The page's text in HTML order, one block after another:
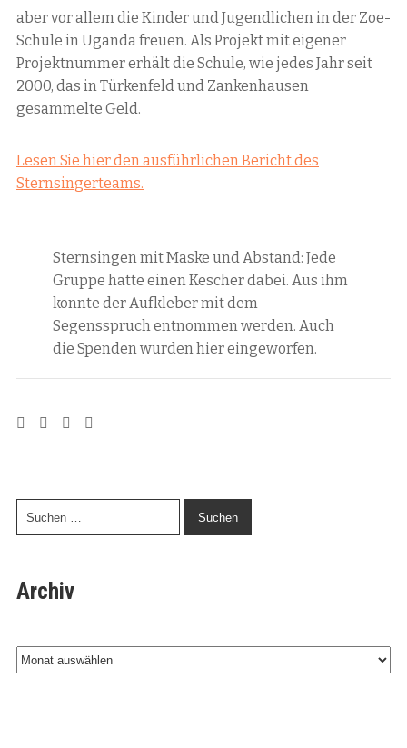
aber vor allem die Kinder und Jugendlichen in der Zoe-
Schule in Uganda freuen. Als Projekt mit eigener
Projektnummer erhält die Schule, wie jedes Jahr seit
2000, das in Türkenfeld und Zankenhausen
gesammelte Geld.
Lesen Sie hier den ausführlichen Bericht des
Sternsingerteams.
Sternsingen mit Maske und Abstand: Jede
Gruppe hatte einen Kescher dabei. Aus ihm
konnte der Aufkleber mit dem
Segensspruch entnommen werden. Auch
die Spenden wurden hier eingeworfen.
Archiv